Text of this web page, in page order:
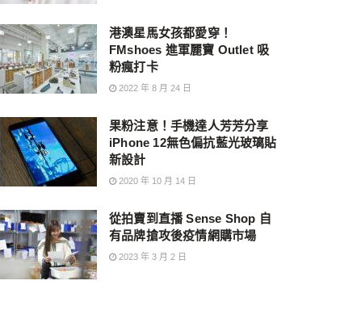
港澳星馬女孩都愛穿！
FMshoes 進軍麗寶 Outlet 吸
粉瘋打卡
2022 年 8 月 24 日
果粉注意！手機達人芳芳分享
iPhone 12無色偏抗藍光玻璃貼
新設計
2020 年 10 月 14 日
從拍賣到直播 Sense Shop 自
有品牌搶攻後疫情網購市場
2023 年 3 月 2 日